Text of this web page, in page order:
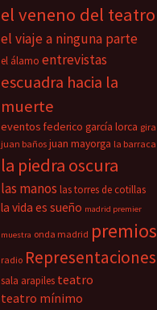
el veneno del teatro
el viaje a ninguna parte
el álamo entrevistas
escuadra hacia la
muerte
eventos federico garcía lorca gira
juan baños juan mayorga la barraca
la piedra oscura
las manos las torres de cotillas
la vida es sueño madrid premier
muestra onda madrid premios
radio Representaciones
sala arapiles teatro
teatro mínimo